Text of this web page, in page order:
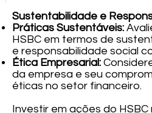
Sustentabilidade e
Práticas Sustentáveis:
HSBC em termos de
e responsabilidade social
Ética Empresarial:
da empresa e seu
éticas no setor financeiro.
Investir em ações do